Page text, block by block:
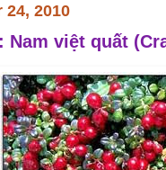
24, 2010
Nam việt quất